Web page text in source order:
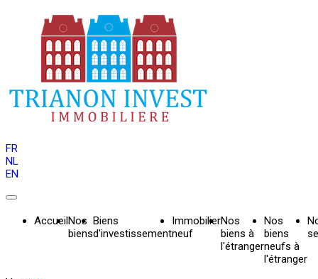
FR
NL
EN
AccueilNos
biens
Biens
d'investissement
Immobilier
neuf
Nos
biens à
l'étranger
Nos
biens
neufs à
l'étranger